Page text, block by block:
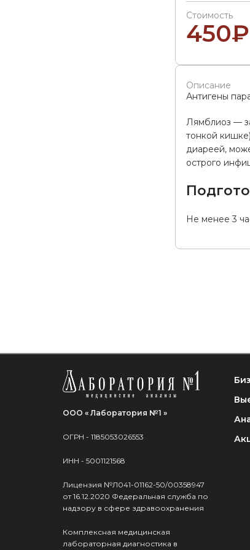
Стоимость
450₽
Описание
Антигены
Лямблиоз —
тонкой
диареей,
острого
Не менее 3
ООО « Лаборатория №1 »
ОГРН - 1185053026553
ИНН - 5001121568
Лицензия №Л041-01162-50/00358947
от 16.12.2020 Федеральная служба по
надзору в сфере здравоохранения
Комплексная медицинская
лабораторная диагностика в